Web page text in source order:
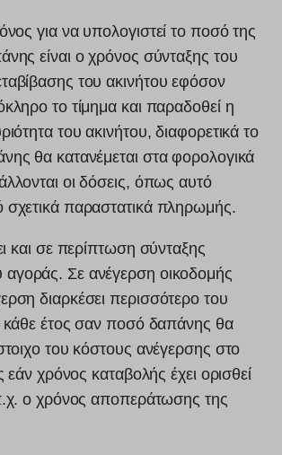
για να υπολογιστεί το ποσό της
είναι ο χρόνος σύνταξης του
του ακινήτου εφόσον
το τίμημα και παραδοθεί η
του ακινήτου, διαφορετικά το
θα κατανέμεται στα φορολογικά
οι δόσεις, όπως αυτό
σχετικά παραστατικά πληρωμής.
και σε περίπτωση σύνταξης
Σε ανέγερση οικοδομής
διαρκέσει περισσότερο του
κάθε έτος σαν ποσό δαπάνης θα
του κόστους ανέγερσης στο
εάν χρόνος καταβολής έχει ορισθεί
ο χρόνος αποπεράτωσης της